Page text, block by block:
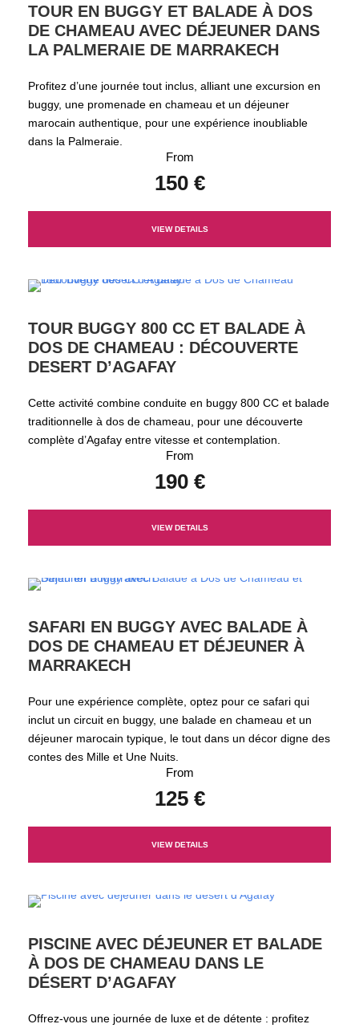
TOUR EN BUGGY ET BALADE À DOS
DE CHAMEAU AVEC DÉJEUNER DANS
LA PALMERAIE DE MARRAKECH
Profitez d’une journée tout inclus, alliant une excursion en
buggy, une promenade en chameau et un déjeuner
marocain authentique, pour une expérience inoubliable
dans la Palmeraie.
From
150 €
VIEW DETAILS
TOUR BUGGY 800 CC ET BALADE À
DOS DE CHAMEAU : DÉCOUVERTE
DESERT D’AGAFAY
Cette activité combine conduite en buggy 800 CC et balade
traditionnelle à dos de chameau, pour une découverte
complète d’Agafay entre vitesse et contemplation.
From
190 €
VIEW DETAILS
SAFARI EN BUGGY AVEC BALADE À
DOS DE CHAMEAU ET DÉJEUNER À
MARRAKECH
Pour une expérience complète, optez pour ce safari qui
inclut un circuit en buggy, une balade en chameau et un
déjeuner marocain typique, le tout dans un décor digne des
contes des Mille et Une Nuits.
From
125 €
VIEW DETAILS
PISCINE AVEC DÉJEUNER ET BALADE
À DOS DE CHAMEAU DANS LE
DÉSERT D’AGAFAY
Offrez-vous une journée de luxe et de détente : profitez